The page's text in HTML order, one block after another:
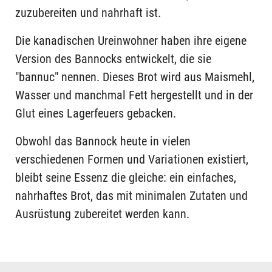
zuzubereiten und nahrhaft ist.
Die kanadischen Ureinwohner haben ihre eigene
Version des Bannocks entwickelt, die sie
"bannuc" nennen. Dieses Brot wird aus Maismehl,
Wasser und manchmal Fett hergestellt und in der
Glut eines Lagerfeuers gebacken.
Obwohl das Bannock heute in vielen
verschiedenen Formen und Variationen existiert,
bleibt seine Essenz die gleiche: ein einfaches,
nahrhaftes Brot, das mit minimalen Zutaten und
Ausrüstung zubereitet werden kann.